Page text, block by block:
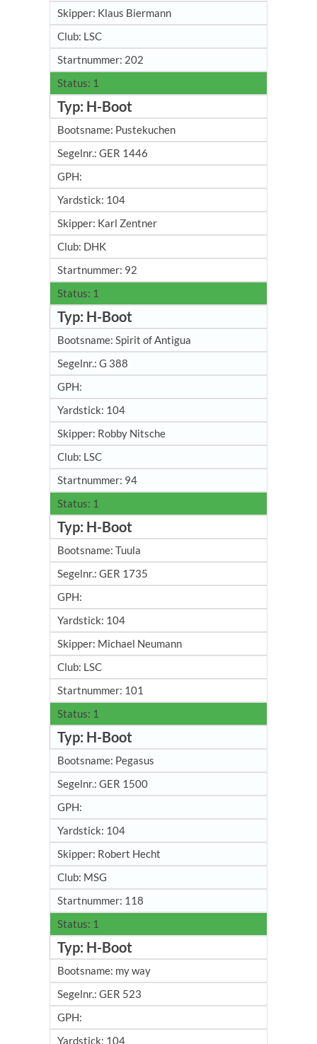
Klaus Biermann
LSC
202
1
H-Boot
Pustekuchen
GER 1446
104
Karl Zentner
DHK
92
1
H-Boot
Spirit of Antigua
G 388
104
Robby Nitsche
LSC
94
1
H-Boot
Tuula
GER 1735
104
Michael Neumann
LSC
101
1
H-Boot
Pegasus
GER 1500
104
Robert Hecht
MSG
118
1
H-Boot
my way
GER 523
104